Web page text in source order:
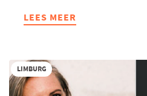
LEES MEER
ABOUT
GROTER
TE
WORDEN
LIMBURG